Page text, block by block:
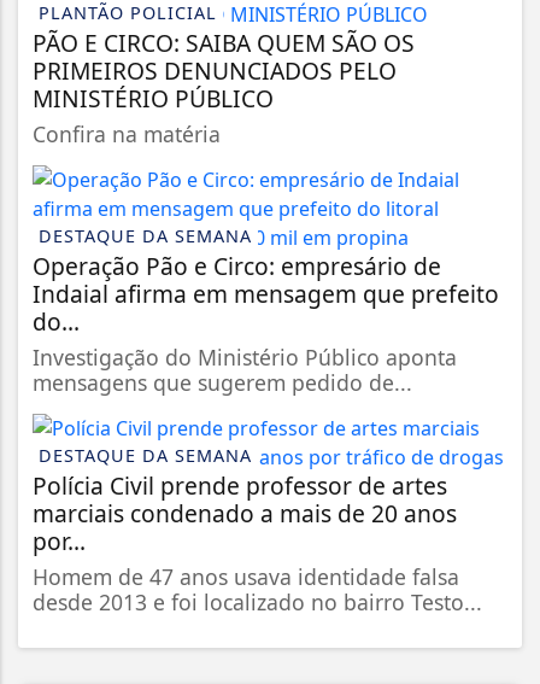
PLANTÃO POLICIAL
PÃO E CIRCO: SAIBA QUEM SÃO OS
PRIMEIROS DENUNCIADOS PELO
MINISTÉRIO PÚBLICO
Confira na matéria
DESTAQUE DA SEMANA
Operação Pão e Circo: empresário de
Indaial afirma em mensagem que prefeito
do...
Investigação do Ministério Público aponta
mensagens que sugerem pedido de...
DESTAQUE DA SEMANA
Polícia Civil prende professor de artes
marciais condenado a mais de 20 anos
por...
Homem de 47 anos usava identidade falsa
desde 2013 e foi localizado no bairro Testo...